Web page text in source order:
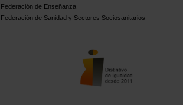
Federación de Enseñanza
Federación de Sanidad y Sectores Sociosanitarios